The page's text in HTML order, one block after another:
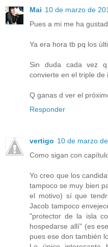
Mai 10 de marzo de
Pues a mi me ha
Ya era hora tb pq los
Sin duda cada vez
convierte en el triple de
Q ganas d ver el
Responder
vertigo 10 de marzo
Como sigan con
Yo creo que los
tampoco se muy bien
el motivo) sí que
Jacob tampoco
"protector de la isla
hospedarse allí" (es
pues ese don también